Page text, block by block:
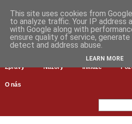
Zprávy Názory Inkluze
O nás
This site uses cookies from
to analyze traffic. Your IP address
with Google along with
ensure quality of service,
detect and address abuse.
LEARN MORE